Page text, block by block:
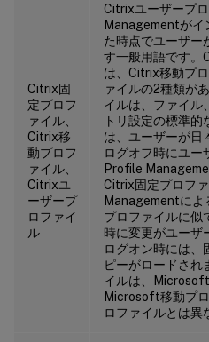
Citrix固
定プロフ
ァイル、
Citrix移
動プロフ
ァイル、
Citrixユ
ーザープ
ロファイ
ル
Citrixユーザープ
Managementがイ
た時点でユーザー
す一般用語です。
は、Citrix移動プ
ァイルの2種類が
イルは、ファイル
トリ設定の標準
は、ユーザーが日
ログオフ時にユー
Profile
Citrix固定プロフ
Managementによ
プロファイルに似
時に変更がユーザ
ログオン時には、
ピーがロードさ
イルは、Microsoft
Microsoft移動プ
ロファイルとは異